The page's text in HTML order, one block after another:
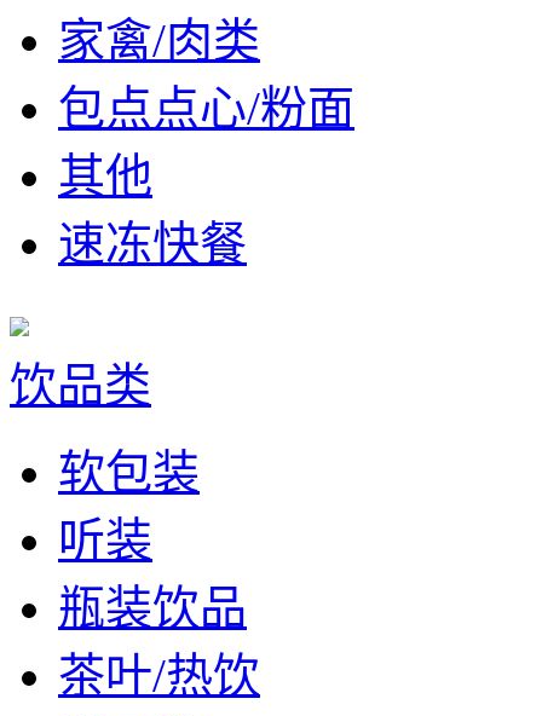
家禽/肉类
包点点心/粉面
其他
速冻快餐
饮品类
软包装
听装
瓶装饮品
茶叶/热饮